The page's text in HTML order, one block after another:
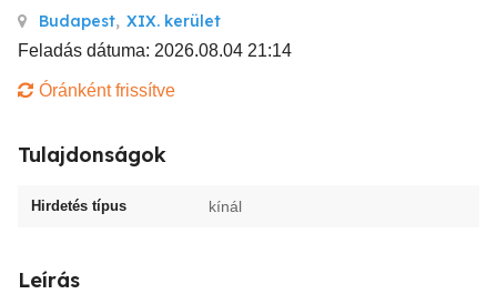
Budapest, XIX. kerület
Feladás dátuma: 2026.08.04 21:14
Óránként frissítve
Tulajdonságok
Hirdetés típus kínál
Leírás